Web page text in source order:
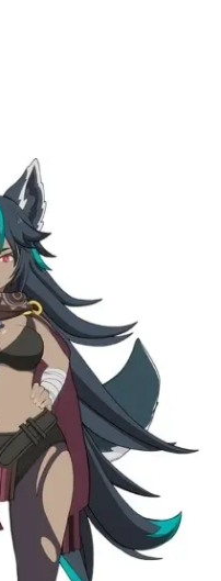
亜衣さんのオススメ記